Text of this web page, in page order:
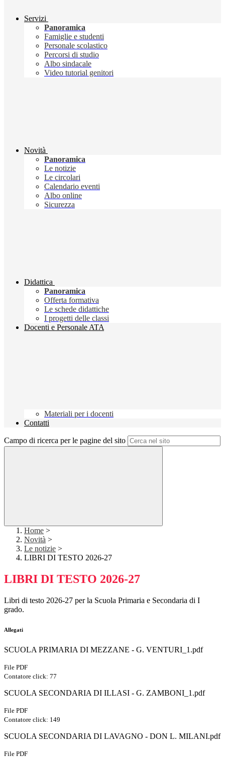
Servizi
Panoramica
Famiglie e studenti
Personale scolastico
Percorsi di studio
Albo sindacale
Video tutorial genitori
Novità
Panoramica
Le notizie
Le circolari
Calendario eventi
Albo online
Sicurezza
Didattica
Panoramica
Offerta formativa
Le schede didattiche
I progetti delle classi
Docenti e Personale ATA
Materiali per i docenti
Contatti
Campo di ricerca per le pagine del sito
Home >
Novità >
Le notizie >
LIBRI DI TESTO 2026-27
LIBRI DI TESTO 2026-27
Libri di testo 2026-27 per la Scuola Primaria e Secondaria di I
grado.
Allegati
SCUOLA PRIMARIA DI MEZZANE - G. VENTURI_1.pdf
File PDF
Contatore click: 77
SCUOLA SECONDARIA DI ILLASI - G. ZAMBONI_1.pdf
File PDF
Contatore click: 149
SCUOLA SECONDARIA DI LAVAGNO - DON L. MILANI.pdf
File PDF